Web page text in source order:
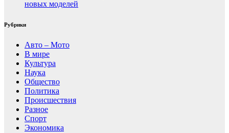
новых моделей
Рубрики
Авто – Мото
В мире
Культура
Наука
Общество
Политика
Происшествия
Разное
Спорт
Экономика